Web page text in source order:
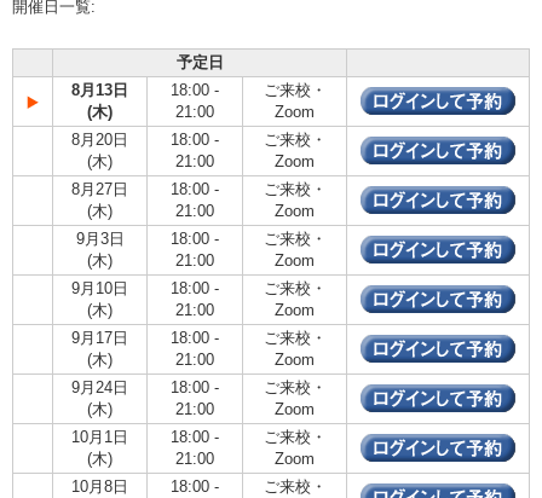
開催日一覧:
予定日
8月13日
(木)
18:00 -
21:00
ご来校・
Zoom
8月20日
(木)
18:00 -
21:00
ご来校・
Zoom
8月27日
(木)
18:00 -
21:00
ご来校・
Zoom
9月3日
(木)
18:00 -
21:00
ご来校・
Zoom
9月10日
(木)
18:00 -
21:00
ご来校・
Zoom
9月17日
(木)
18:00 -
21:00
ご来校・
Zoom
9月24日
(木)
18:00 -
21:00
ご来校・
Zoom
10月1日
(木)
18:00 -
21:00
ご来校・
Zoom
10月8日
18:00 -
ご来校・